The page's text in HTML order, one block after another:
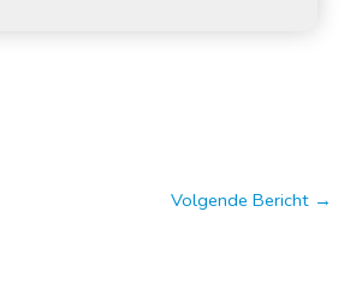
Volgende Bericht →